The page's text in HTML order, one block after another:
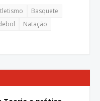
Basquete
Natação